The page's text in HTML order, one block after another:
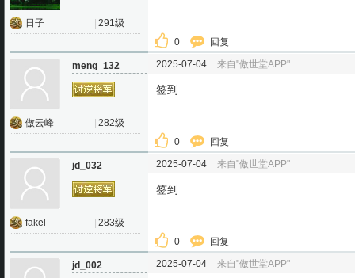
日子 291级
0 回复
meng_132
傲云峰 282级
2025-07-04 来自"傲世堂APP"
签到
0 回复
jd_032
fakel 283级
2025-07-04 来自"傲世堂APP"
签到
0 回复
jd_002 2025-07-04 来自"傲世堂APP"